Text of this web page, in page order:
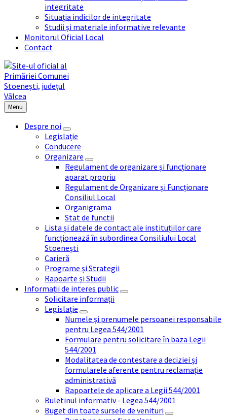
integritate
Situația indicilor de integritate
Studii și materiale informative relevante
Monitorul Oficial Local
Contact
Menu
Despre noi
Legislație
Conducere
Organizare
Regulament de organizare și funcționare
aparat propriu
Regulament de Organizare și Funcționare
Consiliul Local
Organigrama
Stat de functii
Lista și datele de contact ale instituțiilor care
funcționează în subordinea Consiliului Local
Stoenești
Carieră
Programe și Strategii
Rapoarte și Studii
Informații de interes public
Solicitare informații
Legislație
Numele și prenumele persoanei responsabile
pentru Legea 544/2001
Formulare pentru solicitare în baza Legii
544/2001
Modalitatea de contestare a deciziei și
formularele aferente pentru reclamație
administrativă
Rapoartele de aplicare a Legii 544/2001
Buletinul informativ - Legea 544/2001
Buget din toate sursele de venituri